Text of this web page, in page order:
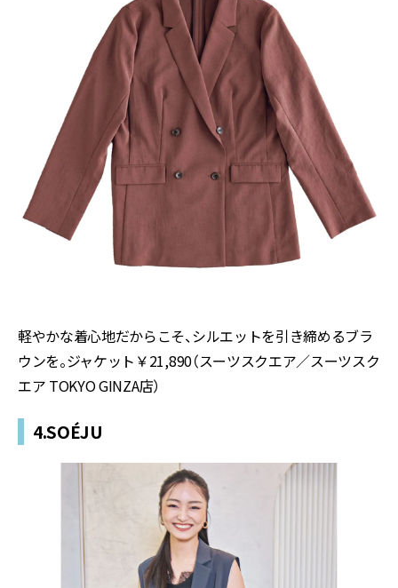
軽やかな着心地だからこそ、シルエットを引き締めるブラ
ウンを。ジャケット￥21,890（スーツスクエア／スーツスク
エア TOKYO GINZA店）
4.SOÉJU